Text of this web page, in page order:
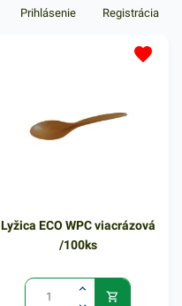
Registrácia
Prihlásenie
Lyžica ECO WPC viacrázová
/100ks